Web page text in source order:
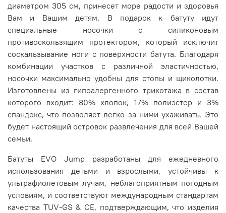
диаметром 305 см, принесет море радости и здоровья
Вам и Вашим детям. В подарок к батуту идут
специальные носочки с силиконовым
противоскользящим протектором, который исключит
соскальзывание ноги с поверхности батута. Благодаря
комбинации участков с различной эластичностью,
носочки максимально удобны для стопы и щиколотки.
Изготовлены из гипоалергенного трикотажа в состав
которого входит: 80% хлопок, 17% полиэстер и 3%
спандекс, что позволяет легко за ними ухаживать. Это
будет настоящий островок развлечения для всей Вашей
семьи.
Батуты EVO Jump разработаны для ежедневного
использования детьми и взрослыми, устойчивы к
ультрафиолетовым лучам, неблагоприятным погодным
условиям, и соответствуют международным стандартам
качества TUV-GS & CE, подтверждающим, что изделия